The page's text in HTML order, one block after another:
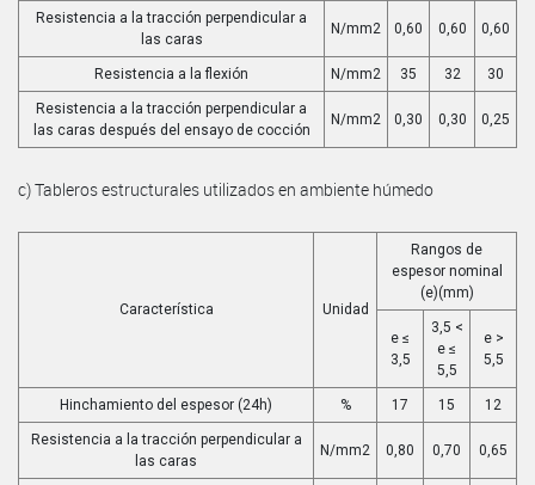
Resistencia a la tracción perpendicular a
las caras
N/mm2 0,60 0,60 0,60
Resistencia a la flexión N/mm2 35 32 30
Resistencia a la tracción perpendicular a
las caras después del ensayo de cocción
N/mm2 0,30 0,30 0,25
c) Tableros estructurales utilizados en ambiente húmedo
Característica Unidad
Rangos de
espesor nominal
(e)(mm)
e ≤
3,5
3,5 <
e ≤
5,5
e >
5,5
Hinchamiento del espesor (24h) % 17 15 12
Resistencia a la tracción perpendicular a
las caras
N/mm2 0,80 0,70 0,65